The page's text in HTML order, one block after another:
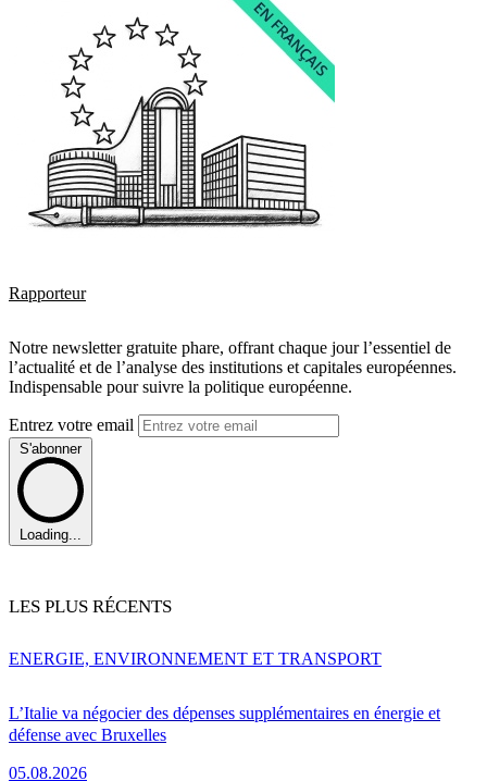
Rapporteur
Notre newsletter gratuite phare, offrant chaque jour l’essentiel de
l’actualité et de l’analyse des institutions et capitales européennes.
Indispensable pour suivre la politique européenne.
Entrez votre email
S'abonner
Loading...
LES PLUS RÉCENTS
L’Italie va négocier des dépenses supplémentaires en énergie et
défense avec Bruxelles
05.08.2026
ENERGIE, ENVIRONNEMENT ET TRANSPORT